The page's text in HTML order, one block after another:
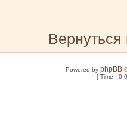
Вернуться
Powered byphpBB
[ Time :